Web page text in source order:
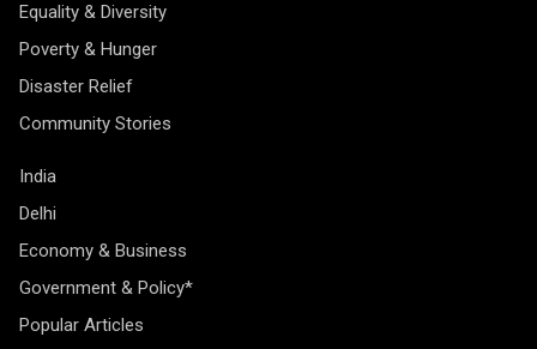
Equality & Diversity
Poverty & Hunger
Disaster Relief
Community Stories
India
Delhi
Economy & Business
Government & Policy*
Popular Articles